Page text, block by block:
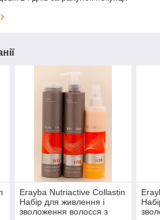
Erayba Nutriactive Collastin
Набір для живлення і
зволоження волосся з